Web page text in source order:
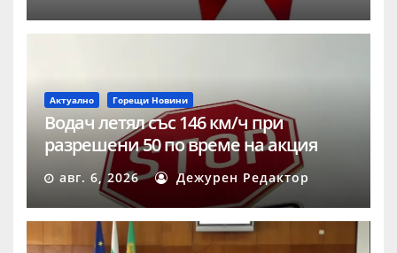
Актуално Горещи Новини
Водач летял със 146 км/ч при
разрешени 50 по време на акция
„Скорост“ в Шумен
авг. 6, 2026 Дежурен Редактор